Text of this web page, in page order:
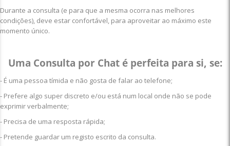
Durante a consulta (e para que a mesma ocorra nas melhores
condições), deve estar confortável, para aproveitar ao máximo este
momento único.
Uma Consulta por Chat é perfeita para si, se:
- É uma pessoa tímida e não gosta de falar ao telefone;
- Prefere algo super discreto e/ou está num local onde não se pode
exprimir verbalmente;
- Precisa de uma resposta rápida;
- Pretende guardar um registo escrito da consulta.